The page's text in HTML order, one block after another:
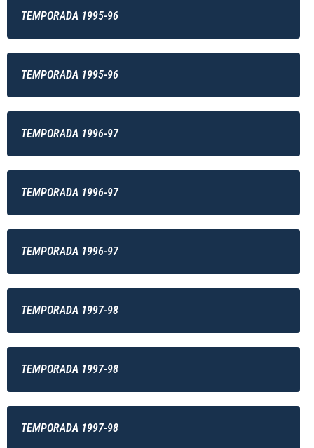
TEMPORADA 1995-96
TEMPORADA 1995-96
TEMPORADA 1996-97
TEMPORADA 1996-97
TEMPORADA 1996-97
TEMPORADA 1997-98
TEMPORADA 1997-98
TEMPORADA 1997-98